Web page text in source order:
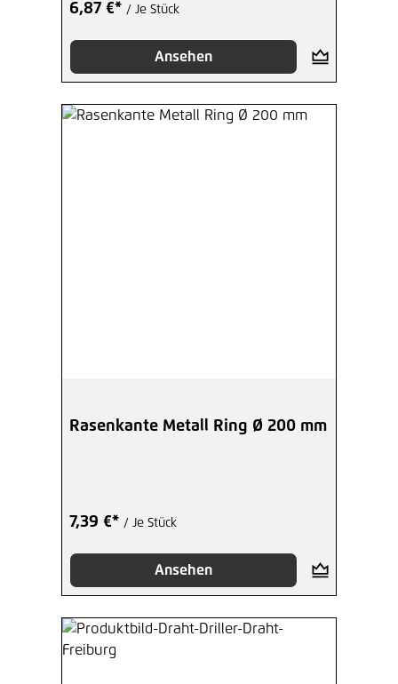
6,87 €* / Je Stück
Ansehen
Rasenkante Metall Ring Ø 200 mm
7,39 €* / Je Stück
Ansehen